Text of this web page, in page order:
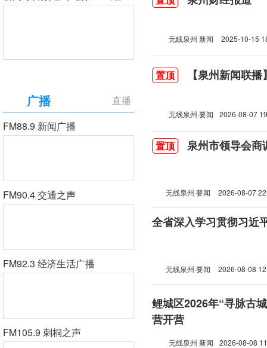
直播
广播
FM88.9 新闻广播
FM90.4 交通之声
FM92.3 经济生活广播
FM105.9 刺桐之声
无线泉州 新闻 2025-10-15
置顶 【泉州新闻联
无线泉州·要闻 2026-08-07
置顶 泉州市领导会商
无线泉州·要闻 2026-08-07
无线泉州·要闻 2026-08-08
鲤城区2026年“寻脉古
营开营
无线泉州 新闻 2026-08-08